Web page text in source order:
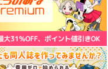
サンプル
作品詳細